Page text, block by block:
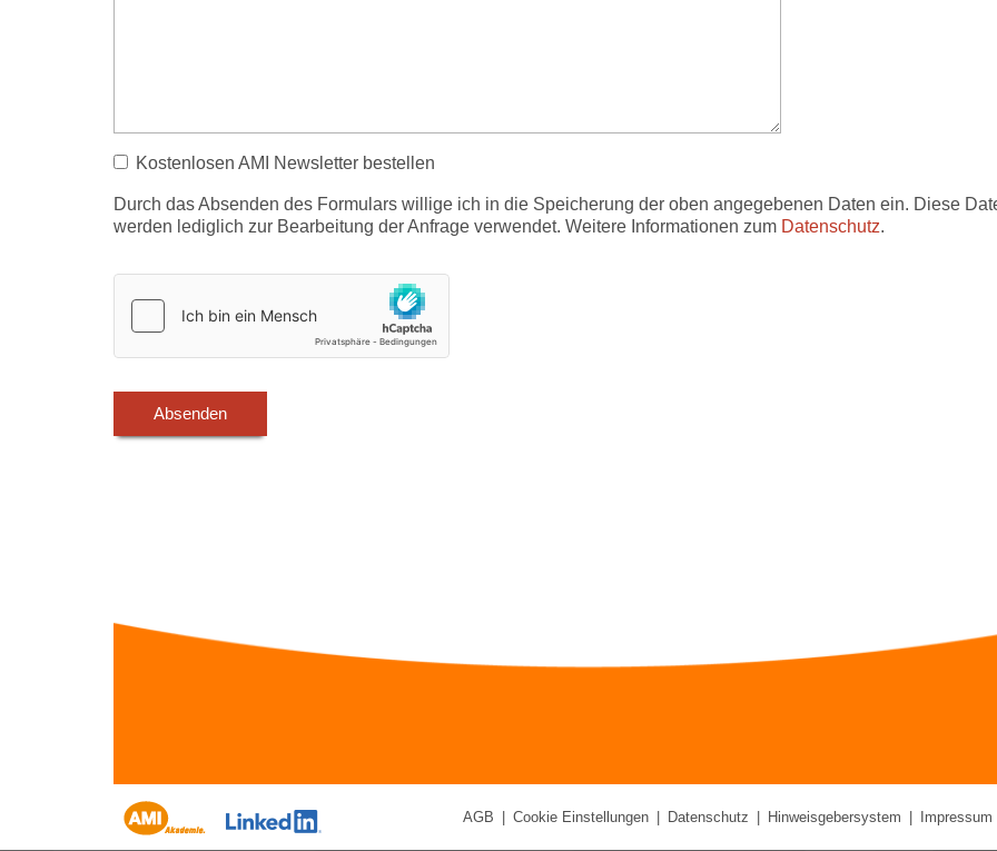
Kostenlosen AMI Newsletter bestellen
Durch das Absenden des Formulars willige ich in die Speicherung der oben angegebenen Daten ein. Diese
werden lediglich zur Bearbeitung der Anfrage verwendet. Weitere Informationen zum Datenschutz.
Absenden
AGB Cookie Einstellungen Datenschutz Hinweisgebersystem Impressum